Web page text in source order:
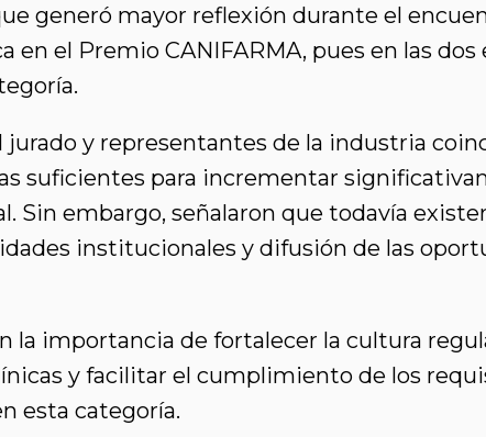
generó mayor reflexión durante el
en el Premio CANIFARMA, pues en las
jurado y representantes de la industria
suficientes para incrementar
Sin embargo, señalaron que todavía
institucionales y difusión de las
la importancia de fortalecer la cultura
y facilitar el cumplimiento de los
esta categoría.